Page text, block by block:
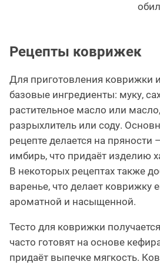
Рецепты коврижек
Для приготовления коврижки
базовые ингредиенты: муку,
растительное масло или
разрыхлитель или соду.
рецепте делается на пряности
имбирь, что придаёт изделию
В некоторых рецептах также
варенье, что делает коврижку
ароматной и насыщенной.
Тесто для коврижки
часто готовят на основе
придаёт выпечке мягкость.